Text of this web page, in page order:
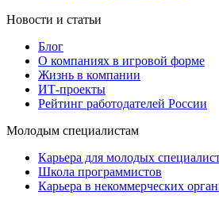
Новости и статьи
Блог
О компаниях в игровой форме
Жизнь в компании
ИТ-проекты
Рейтинг работодателей России
Молодым специалистам
Карьера для молодых
Школа программистов
Карьера в некоммерческих